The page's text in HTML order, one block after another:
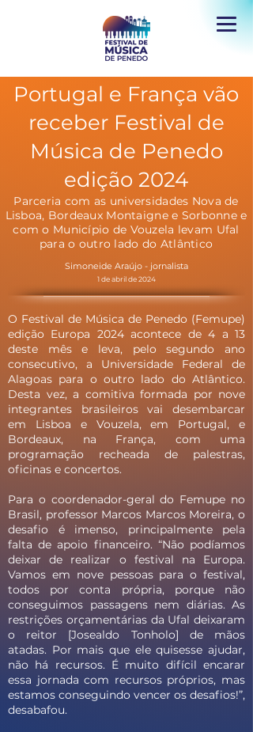
Portugal e França vão
receber Festival de
Música de Penedo
edição 2024
Parceria com as universidades Nova de
Lisboa, Bordeaux Montaigne e Sorbonne e
com o Município de Vouzela levam Ufal
para o outro lado do Atlântico
Simoneide Araújo - jornalista
1 de abril de 2024
O Festival de Música de Penedo (Femupe)
edição Europa 2024 acontece de 4 a 13
deste mês e leva, pelo segundo ano
consecutivo, a Universidade Federal de
Alagoas para o outro lado do Atlântico.
Desta vez, a comitiva formada por nove
integrantes brasileiros vai desembarcar
em Lisboa e Vouzela, em Portugal, e
Bordeaux, na França, com uma
programação recheada de palestras,
oficinas e concertos.
Para o coordenador-geral do Femupe no
Brasil, professor Marcos Marcos Moreira, o
desafio é imenso, principalmente pela
falta de apoio financeiro. “Não podíamos
deixar de realizar o festival na Europa.
Vamos em nove pessoas para o festival,
todos por conta própria, porque não
conseguimos passagens nem diárias. As
restrições orçamentárias da Ufal deixaram
o reitor [Josealdo Tonholo] de mãos
atadas. Por mais que ele quisesse ajudar,
não há recursos. É muito difícil encarar
essa jornada com recursos próprios, mas
estamos conseguindo vencer os desafios!”,
desabafou.